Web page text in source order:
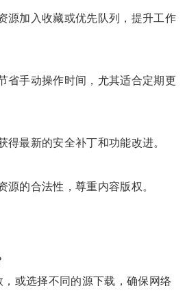
源加入收藏或优先队列，提升工作
省手动操作时间，尤其适合定期更
得最新的安全补丁和功能改进。
源的合法性，尊重内容版权。
或选择不同的源下载，确保网络